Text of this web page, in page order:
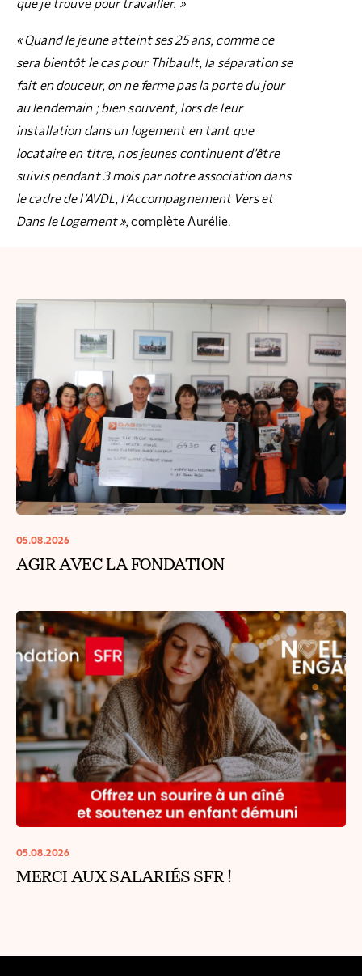
que je trouve pour travailler. »
« Quand le jeune atteint ses 25 ans, comme ce
sera bientôt le cas pour Thibault, la séparation se
fait en douceur, on ne ferme pas la porte du jour
au lendemain ; bien souvent, lors de leur
installation dans un logement en tant que
locataire en titre, nos jeunes continuent d’être
suivis pendant 3 mois par notre association dans
le cadre de l’AVDL, l’Accompagnement Vers et
Dans le Logement », complète Aurélie.
05.08.2026
AGIR AVEC LA FONDATION
05.08.2026
MERCI AUX SALARIÉS SFR !